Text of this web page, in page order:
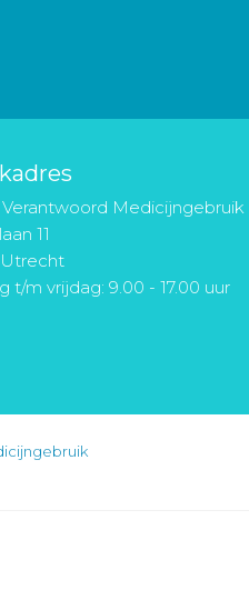
Medicijngebruik
11
Utrecht
t/m vrijdag: 9.00 - 17.00 uur